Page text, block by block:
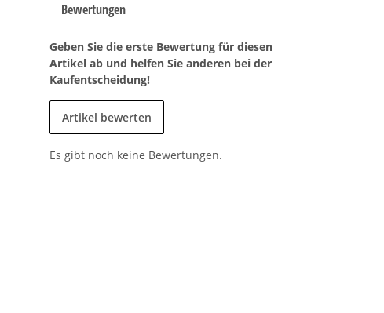
Bewertungen
Geben Sie die erste Bewertung für diesen
Artikel ab und helfen Sie anderen bei der
Kaufentscheidung!
Artikel bewerten
Es gibt noch keine Bewertungen.